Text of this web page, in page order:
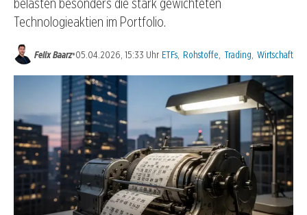
Technologieaktien im Portfolio.
Felix Baarz•05.04.2026, 15:33 Uhr Kategorien:
ETFs Rohstoffe Trading Wirtschaft